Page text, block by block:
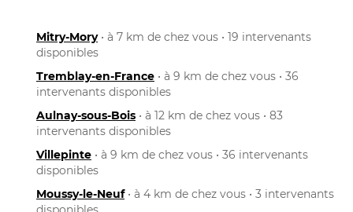
Mitry-Mory• à 7 km de chez vous • 19 intervenants
disponibles
Tremblay-en-France • à 9 km de chez vous • 36
intervenants disponibles
Aulnay-sous-Bois • à 12 km de chez vous • 83
intervenants disponibles
Villepinte • à 9 km de chez vous • 36 intervenants
disponibles
Moussy-le-Neuf• à 4 km de chez vous • 3 intervenants